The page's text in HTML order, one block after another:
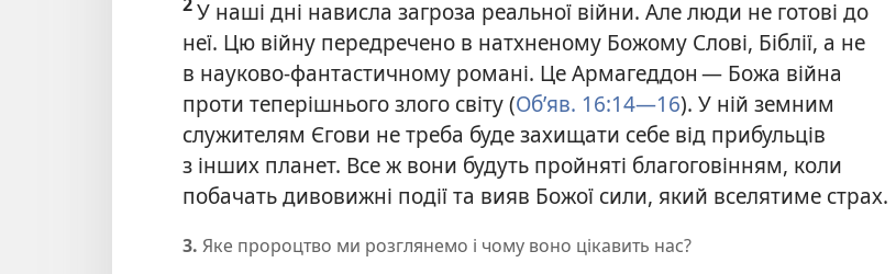
У наші дні нависла загроза реальної війни. Але люди не готові до
неї. Цю війну передречено в натхненому Божому Слові, Біблії, а не
в науково-фантастичному романі. Це Армагеддон — Божа війна
проти теперішнього злого світу (Об’яв. 16:14—16). У ній земним
служителям Єгови не треба буде захищати себе від прибульців
з інших планет. Все ж вони будуть пройняті благоговінням, коли
побачать дивовижні події та вияв Божої сили, який вселятиме страх.
3. Яке пророцтво ми розглянемо і чому воно цікавить нас?